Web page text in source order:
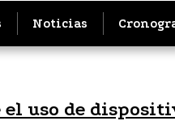
Noticias
el uso de